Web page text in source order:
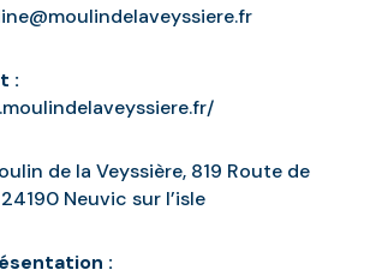
:
de la Veyssière, 819 Route de
Neuvic sur l’isle
: